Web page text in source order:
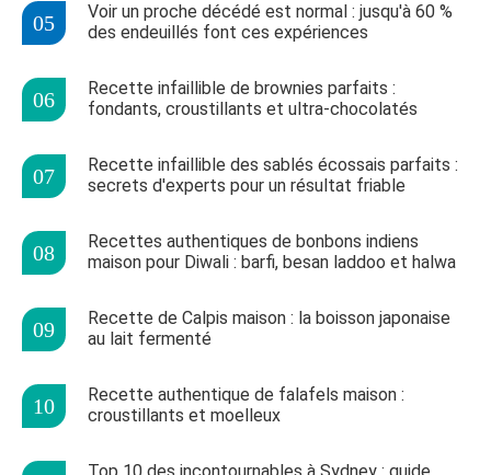
Voir un proche décédé est normal : jusqu'à 60 %
des endeuillés font ces expériences
Recette infaillible de brownies parfaits :
fondants, croustillants et ultra-chocolatés
Recette infaillible des sablés écossais parfaits :
secrets d'experts pour un résultat friable
Recettes authentiques de bonbons indiens
maison pour Diwali : barfi, besan laddoo et halwa
Recette de Calpis maison : la boisson japonaise
au lait fermenté
Recette authentique de falafels maison :
croustillants et moelleux